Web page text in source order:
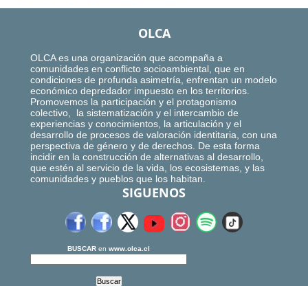
OLCA
OLCA es una organización que acompaña a
comunidades en conflicto socioambiental, que en
condiciones de profunda asimetría, enfrentan un modelo
económico depredador impuesto en los territorios.
Promovemos la participación y el protagonismo
colectivo, la sistematización y el intercambio de
experiencias y conocimientos, la articulación y el
desarrollo de procesos de valoración identitaria, con una
perspectiva de género y de derechos. De esta forma
incidir en la construcción de alternativas al desarrollo,
que estén al servicio de la vida, los ecosistemas, y las
comunidades y pueblos que los habitan.
SIGUENOS
BUSCAR en www.olca.cl